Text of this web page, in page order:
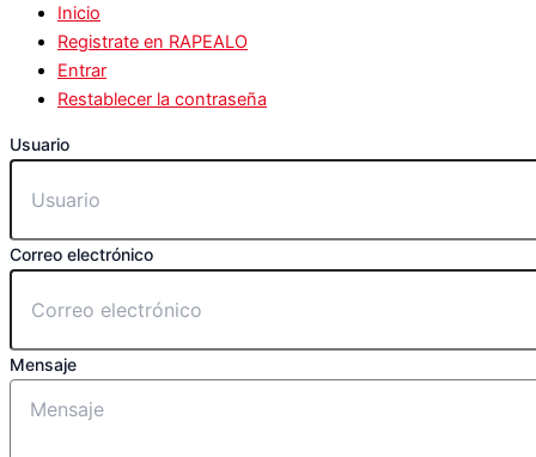
Inicio
Registrate en RAPEALO
Entrar
Restablecer la contraseña
Usuario
Correo electrónico
Mensaje